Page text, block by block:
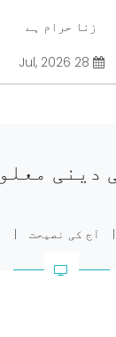
زنا حرام ہے
دینی
| آج کی نصیحت |